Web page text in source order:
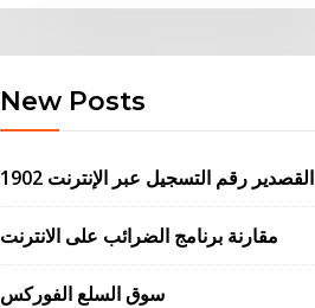
New Posts
القصدير رقم التسجيل عبر الإنترنت 1902
مقارنة برنامج الضرائب على الانترنت
سوق السلع الفوركس